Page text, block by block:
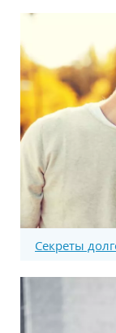
Секреты